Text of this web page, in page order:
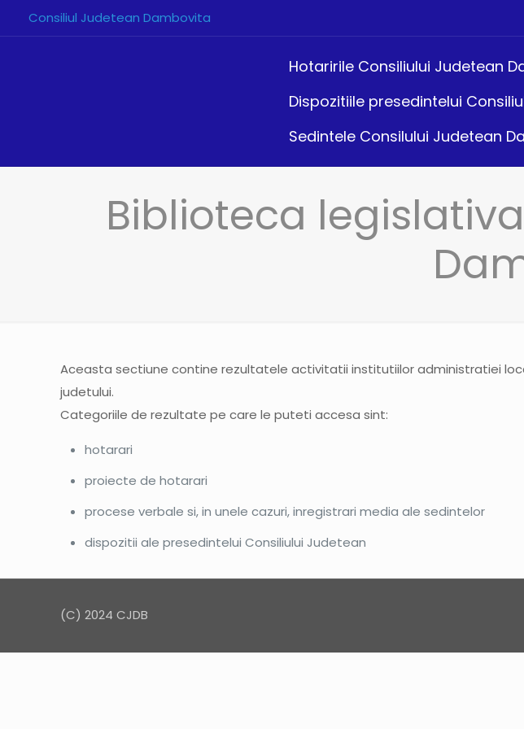
Consiliul Judetean Dambovita
Hotaririle Consiliului Judetean
Dispozitiile presedintelui
Sedintele Consilului Judetean
Biblioteca
Aceasta sectiune contine rezultatele activitatii institutiilor administratiei
judetului.
Categoriile de rezultate pe care le puteti accesa sint:
hotarari
proiecte de hotarari
procese verbale si, in unele cazuri, inregistrari media ale sedintelor
dispozitii ale presedintelui Consiliului Judetean
(C) 2024 CJDB